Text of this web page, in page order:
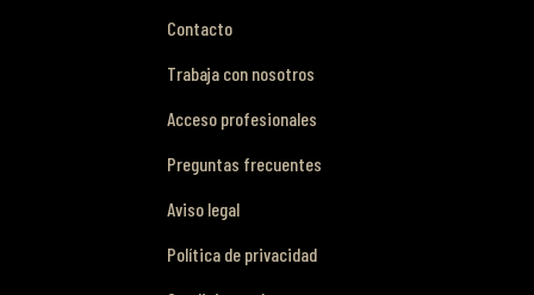
Contacto
Trabaja con nosotros
Acceso profesionales
Preguntas frecuentes
Aviso legal
Política de privacidad